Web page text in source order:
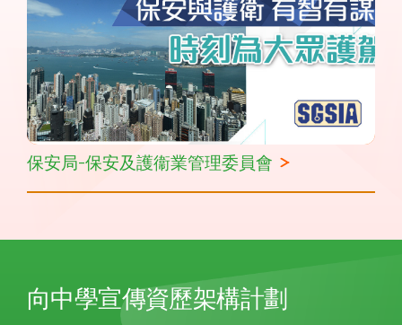
保安局-保安及護衞業管理委員會
向中學宣傳資歷架構計劃